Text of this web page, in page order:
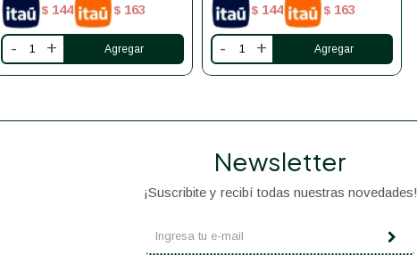
$ 144 $ 163
- +
$ 144 $ 163
- +
Newsletter
¡Suscribite y recibí todas nuestras novedades!